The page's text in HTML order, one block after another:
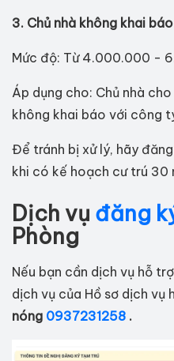
3. Chủ nhà không khai
Mức độ: Từ 4.000.000 -
Áp dụng cho: Chủ nhà
không khai báo với công
Để tránh bị xử lý, hãy
khi có kế hoạch cư trú 30
Dịch vụ đăng
Phòng
Nếu bạn cần dịch vụ hỗ
dịch vụ của Hồ sơ dịch
nóng 0937231258 .